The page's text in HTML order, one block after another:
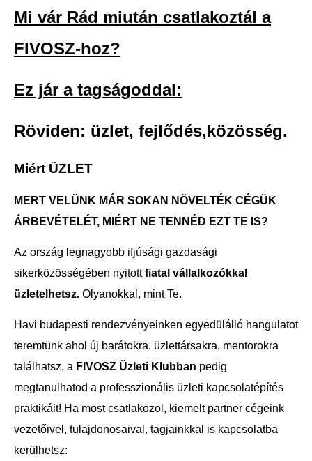
Mi vár Rád miután csatlakoztál a
FIVOSZ-hoz?
Ez jár a tagságoddal:
Röviden: üzlet, fejlődés,közösség.
Miért ÜZLET
MERT VELÜNK MÁR SOKAN NÖVELTÉK CÉGÜK
ÁRBEVÉTELÉT, MIÉRT NE TENNÉD EZT TE IS?
Az ország legnagyobb ifjúsági gazdasági
sikerközösségében nyitottfiatal vállalkozókkal
üzletelhetsz. Olyanokkal, mint Te.
Havi budapesti rendezvényeinken egyedülálló hangulatot
teremtünk ahol új barátokra, üzlettársakra, mentorokra
találhatsz, a FIVOSZ Üzleti Klubban pedig
megtanulhatod a professzionális üzleti kapcsolatépítés
praktikáit! Ha most csatlakozol, kiemelt partner cégeink
vezetőivel, tulajdonosaival, tagjainkkal is kapcsolatba
kerülhetsz: